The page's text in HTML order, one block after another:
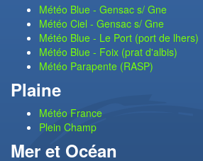
Météo Blue - Gensac s/ Gne
Météo Ciel - Gensac s/ Gne
Météo Blue - Le Port (port de lhers)
Météo Blue - Foix (prat d'albis)
Météo Parapente (RASP)
Plaine
Météo France
Plein Champ
Mer et Océan